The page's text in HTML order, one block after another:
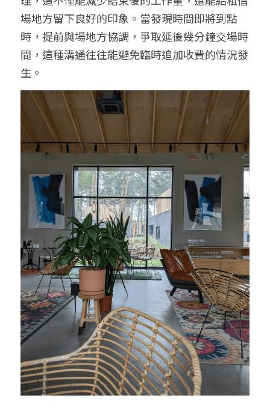
場地方留下良好的印象。當發現時間即將到點
時，提前與場地方協調，爭取延後幾分鐘交場時
間，這種溝通往往能避免臨時追加收費的情況發
生。